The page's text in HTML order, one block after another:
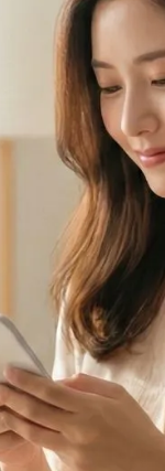
量(kcal)